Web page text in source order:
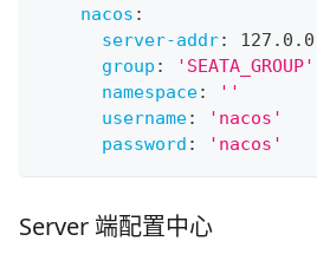
nacos :
server-addr:
group :
'SEATA_GROUP'
namespace:
''
username:
'nacos'
password : 'nacos'
Server 端配置中心